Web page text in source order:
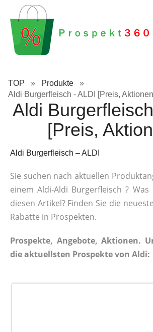
TOP » Produkte
»
Aldi Burgerfleisch - ALDI [Preis,
Aldi
[Preis,
Aldi Burgerfleisch – ALDI
Sie suchen nach aktuellen
einem Aldi-Aldi Burgerfleisch ?
diesen Artikel? Finden Sie die
Rabatte in Prospekten.
Prospekte, Angebote, Aktionen.
die aktuellsten Prospekte von Aldi: